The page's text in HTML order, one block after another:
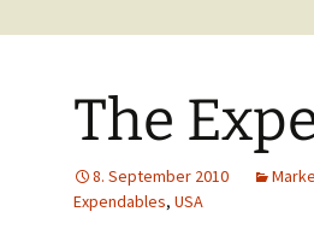
The
8. September 2010
Expendables, USA